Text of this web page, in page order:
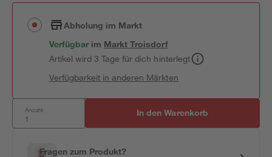
Abholung im Markt
Verfügbar im MarktTroisdorf
Artikel wird 3 Tage für dich hinterlegt
Verfügbarkeit in anderen Märkten
Anzahl: In den Warenkorb
Fragen zum Produkt?